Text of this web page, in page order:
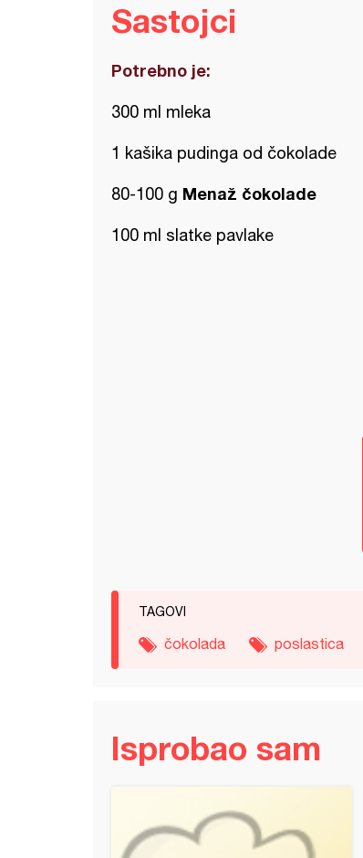
Sastojci
Potrebno je:
300 ml mleka
1 kašika pudinga od čokolade
80-100 g Menaž čokolade
100 ml slatke pavlake
TAGOVI
čokolada poslastica
Isprobao sam